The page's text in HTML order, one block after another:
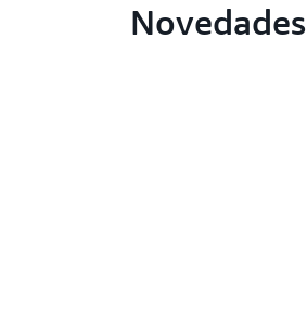
Novedades